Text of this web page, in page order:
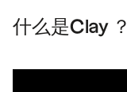
什么是Clay ？